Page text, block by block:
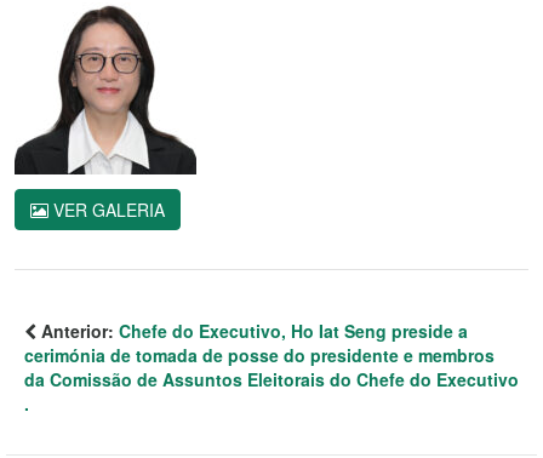
VER GALERIA
Anterior: Chefe do Executivo, Ho Iat Seng preside a
cerimónia de tomada de posse do presidente e membros
da Comissão de Assuntos Eleitorais do Chefe do Executivo
.